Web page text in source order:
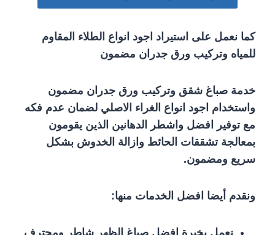
كما نعمل على استيراد اجود انواع الطلاء المقاوم
للمياه وتركيب ورق جدران مضمون
خدمة صباغ شقق وتركيب ورق جدران مضمون
واستخدام اجود انواع الغراء الاصلي لضمان عدم فكه
مع توفير افضل واشطر الدهانين الذين يقومون
بمعالجة تشققات الحائط وازالة الخدوش بشكل
سريع ومضمون.
ونقدم أيضا افضل الخدمات منها: